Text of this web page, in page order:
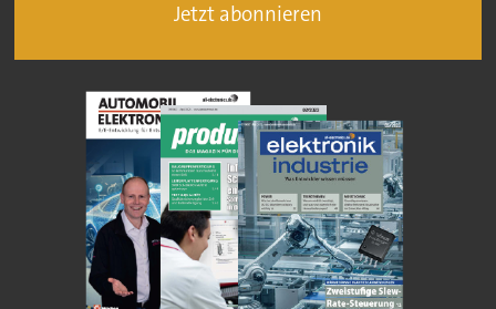
Jetzt abonnieren